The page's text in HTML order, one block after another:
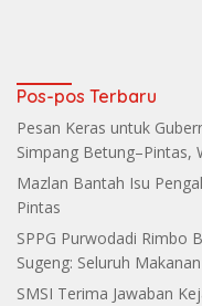
Pos-pos Terbaru
Pesan Keras untuk
Simpang Betung–Pintas,
Mazlan Bantah Isu
Pintas
SPPG Purwodadi Rimbo
Sugeng: Seluruh
SMSI Terima Jawaban